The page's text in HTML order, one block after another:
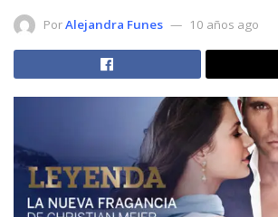
PorAlejandra Funes 10 años ago